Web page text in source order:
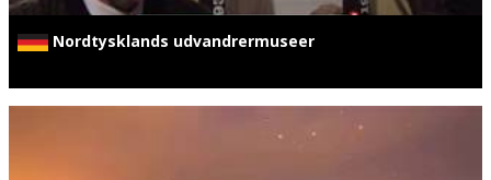
Nordtysklands udvandrermuseer